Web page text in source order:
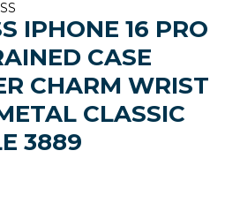
IPHONE 16 PRO
CASE
CHARM WRIST
CLASSIC
3889